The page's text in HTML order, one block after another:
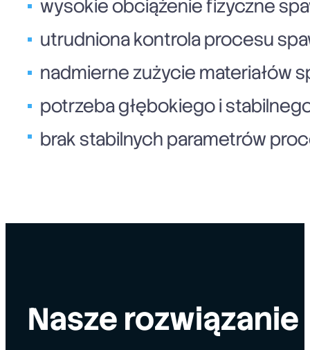
wysokie obciążenie fizyczne
utrudniona kontrola procesu
nadmierne zużycie materiałów
potrzeba głębokiego i
brak stabilnych parametrów
Nasze rozwiązanie